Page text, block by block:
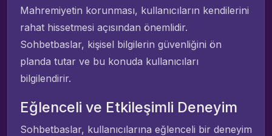
Mahremiyetin korunması, kullanıcıların kendilerini
rahat hissetmesi açısından önemlidir.
Sohbetbaslar, kişisel bilgilerin güvenliğini ön
planda tutar ve bu konuda kullanıcıları
bilgilendirir.
Eğlenceli ve Etkileşimli Deneyim
Sohbetbaslar, kullanıcılarına eğlenceli bir deneyim